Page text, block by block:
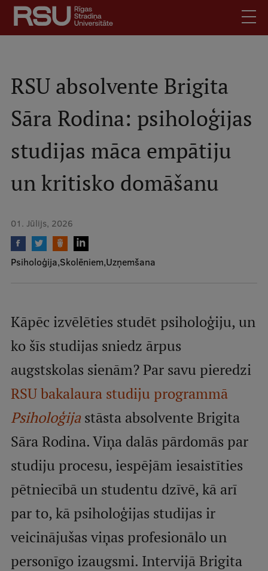
Pārlekt
galveno
saturu
augšējā
izvēlne
Studentiem
Absolventiem
Darbiniekiem
Darba devējiem
Kontakti
Vakances
izvēlne
Pamatstudiju programmas
Maģistra studiju programmas
Doktorantūra
Rezidentūra
Uzņemšana
Praktiska informācija
Par RSU
Studentu dzīve
RSU absolvente Brigita
Sāra Rodina: psiholoģijas
studijas māca empātiju
un kritisko domāšanu
01. Jūlijs, 2026
Psiholoģija Skolēniem Uzņemšana
Kāpēc izvēlēties studēt psiholoģiju, un
ko šīs studijas sniedz ārpus
augstskolas sienām? Par savu pieredzi
RSU bakalaura studiju programmā
Psiholoģijastāsta absolvente Brigita
Sāra Rodina. Viņa dalās pārdomās par
studiju procesu, iespējām iesaistīties
pētniecībā un studentu dzīvē, kā arī
par to, kā psiholoģijas studijas ir
veicinājušas viņas profesionālo un
personīgo izaugsmi. Intervijā Brigita